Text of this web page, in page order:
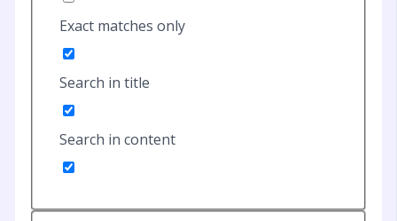
Exact matches only
Search in title
Search in content